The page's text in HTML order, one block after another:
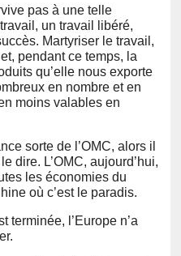
pas à une telle
un travail libéré,
Martyriser le travail,
pendant ce temps, la
qu’elle nous exporte
en nombre et en
moins valables en
sorte de l’OMC, alors il
dire. L’OMC, aujourd’hui,
les économies du
où c’est le paradis.
terminée, l’Europe n’a